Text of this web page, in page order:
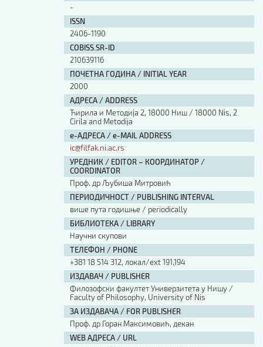
-
ISSN
2406-1190
COBISS.SR-ID
210639116
ПОЧЕТНА ГОДИНА / INITIAL YEAR
2000
АДРЕСА / ADDRESS
Ћирила и Методија 2, 18000 Ниш / 18000 Nis, 2
Cirila and Metodija
е-АДРЕСА / e-MAIL ADDRESS
ic@filfak.ni.ac.rs
УРЕДНИК / EDITOR – КООРДИНАТОР /
COORDINATOR
Проф. др Љубиша Митровић
ПЕРИОДИЧНОСТ / PUBLISHING INTERVAL
више пута годишње / periodically
БИБЛИОТЕКА / LIBRARY
Научни скупови
ТЕЛЕФОН / PHONE
+381 18 514 312, локал/ext 191,194
ИЗДАВАЧ / PUBLISHER
Филозофски факултет Универзитета у Нишу /
Faculty of Philosophy, University of Nis
ЗА ИЗДАВАЧА / FOR PUBLISHER
Проф. др Горан Максимовић, декан
WEB АДРЕСА / URL